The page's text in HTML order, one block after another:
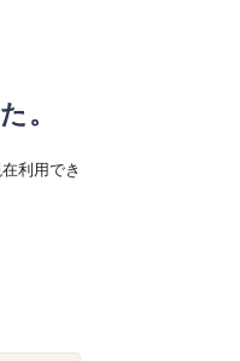
。
利用でき